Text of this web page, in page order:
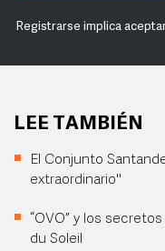
Registrarse implica
LEE TAMBIÉN
El Conjunto
extraordinario"
“OVO” y los
du Soleil